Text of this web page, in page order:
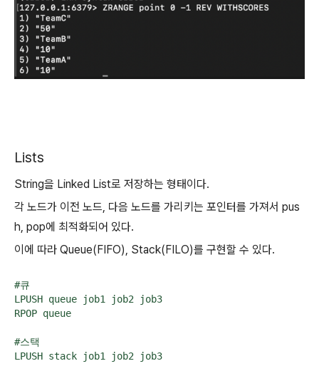
Lists
String을 Linked List로 저장하는 형태이다.
각 노드가 이전 노드, 다음 노드를 가리키는 포인터를 가져서 pus
h, pop에 최적화되어 있다.
이에 따라 Queue(FIFO), Stack(FILO)를 구현할 수 있다.
#큐
LPUSH queue job1 job2 job3
RPOP queue
#스택
LPUSH stack job1 job2 job3